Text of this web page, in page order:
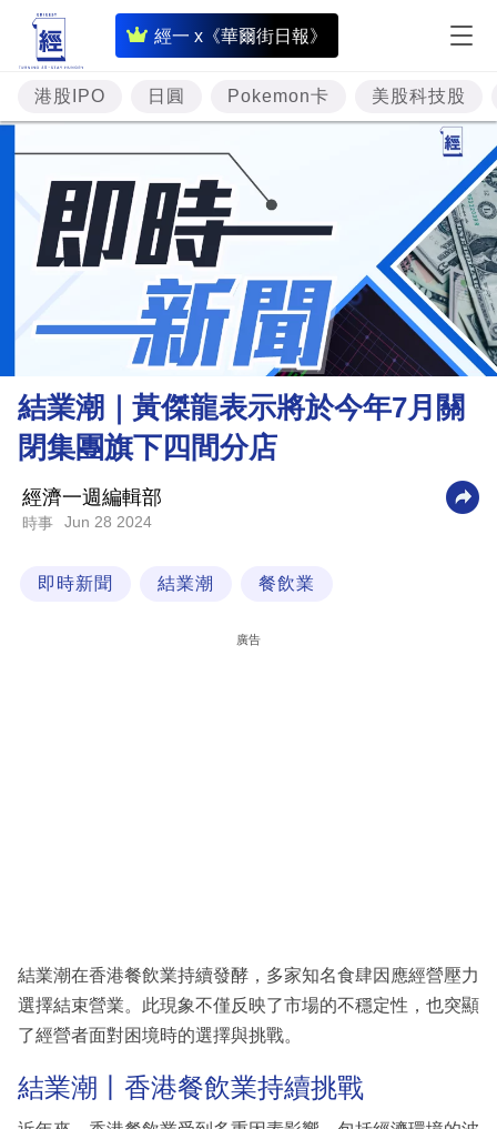
經一 x《華爾街日報》
即
時
財
經
專
題
投
資
樓
市
財
商
業
科
區
港股IPO 日圓 Pokemon卡 美股科技股
結業潮｜黃傑龍表示將於今年7月關
閉集團旗下四間分店
經濟一週編輯部
時事 Jun 28 2024
即時新聞 結業潮 餐飲業
廣告
結業潮在香港餐飲業持續發酵，多家知名食肆因應經營壓力
選擇結束營業。此現象不僅反映了市場的不穩定性，也突顯
了經營者面對困境時的選擇與挑戰。
結業潮丨香港餐飲業持續挑戰